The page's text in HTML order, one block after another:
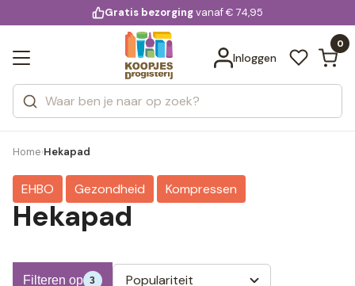
voor 20:00 uur besteld
Gratis bezorgingvanaf € 74,95
Inloggen
0
Zoeken
Categorieën
Merken
Bekijk alle resultaten
Home›Hekapad
EHBO Gezondheid Kompressen
Hekapad
Filteren op 3 Populariteit